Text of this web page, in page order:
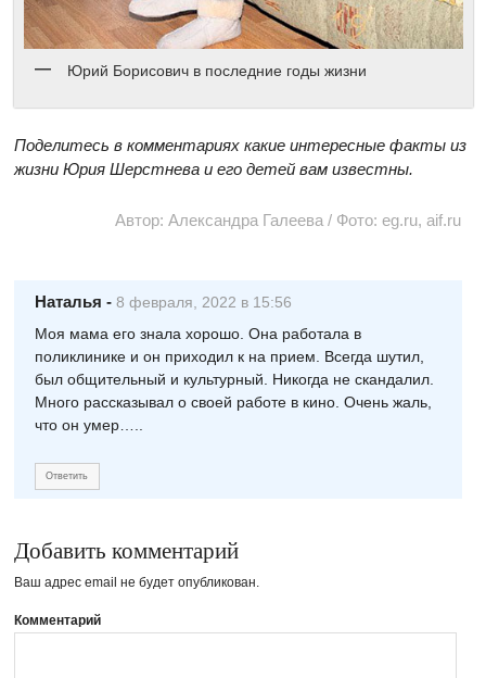
Юрий Борисович в последние годы жизни
Поделитесь в комментариях какие интересные факты из
жизни Юрия Шерстнева и его детей вам известны.
Автор: Александра Галеева / Фото: eg.ru, aif.ru
Наталья - 8 февраля, 2022 в 15:56
Моя мама его знала хорошо. Она работала в
поликлинике и он приходил к на прием. Всегда шутил,
был общительный и культурный. Никогда не скандалил.
Много рассказывал о своей работе в кино. Очень жаль,
что он умер…..
Ответить
Добавить комментарий
Ваш адрес email не будет опубликован.
Комментарий